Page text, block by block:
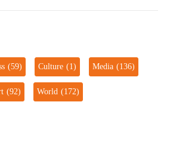
(59) Culture(1) Media(136)
(92) World(172)